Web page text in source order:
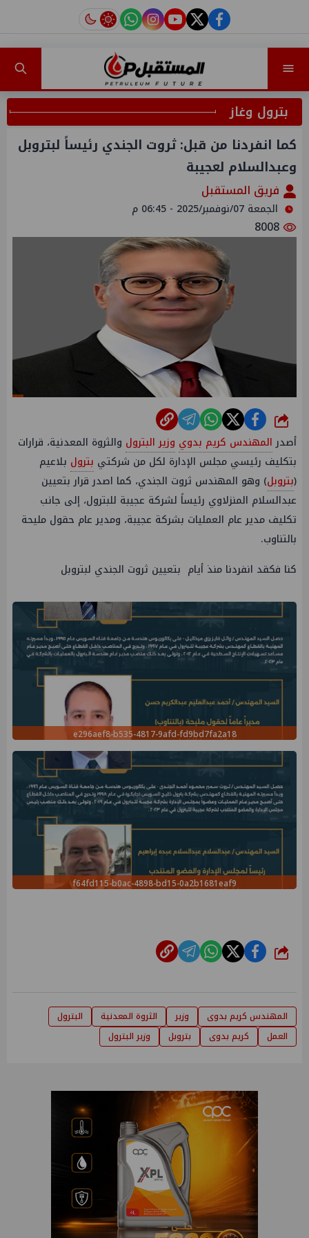
facebook
twitter
youtube
instagram
tiktok
بترول وغاز
كما انفردنا من قبل: ثروت الجندي رئيساً لبتروبل
وعبدالسلام لعجيبة
فريق المستقبل
الجمعة 07/نوفمبر/2025 - 06:45 م
شارك
أصدرالمهندس كريم بدوي وزير البترول والثروة المعدنية، قرارات
بتكليف رئيسي مجلس الإدارة لكل من شركتي بترول بلاعيم
(بتروبل) وهو المهندس ثروت الجندي، كما اصدر قرار بتعيين
عبدالسلام المنزلاوي رئيساً لشركة عجيبة للبترول، إلى جانب
تكليف مدير عام العمليات بشركة عجيبة، ومدير عام حقول مليحة
بالتناوب.
كنا فكقد انفردنا منذ أيام بتعيين ثروت الجندي لبتروبل
e296aef8-b535-4817-9afd-fd9bd7fa2a18
f64fd115-b0ac-4898-bd15-0a2b1681eaf9
شارك
المهندس كريم بدوى وزير الثروة المعدنية
البترول
العمل
كريم بدوى بتروبل وزير البترول